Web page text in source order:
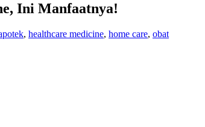
Ini Manfaatnya!
, healthcare medicine, home care, obat